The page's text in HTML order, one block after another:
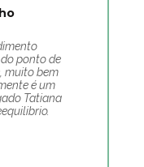
ponto de
muito bem
é um
Tatiana